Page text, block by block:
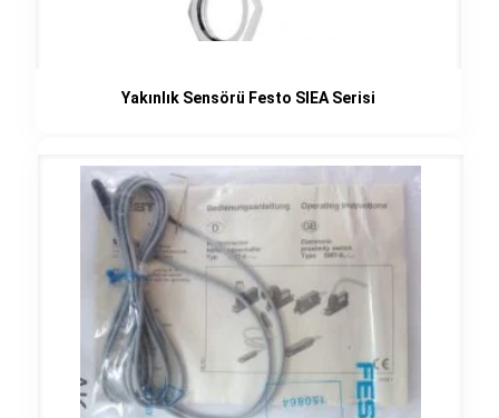
Yakınlık Sensörü Festo SIEA Serisi